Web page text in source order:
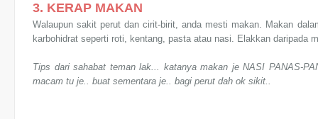
3. KERAP MAKAN
Walaupun sakit perut dan cirit-birit, anda mesti makan. Makan
karbohidrat seperti roti, kentang, pasta atau nasi. Elakkan daripada
Tips dari sahabat teman lak... katanya makan je NASI PANAS-
macam tu je.. buat sementara je.. bagi perut dah ok sikit..